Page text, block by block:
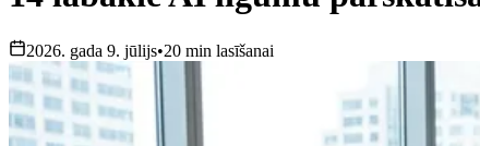
2026. gada 9. jūlijs•20 min lasīšanai